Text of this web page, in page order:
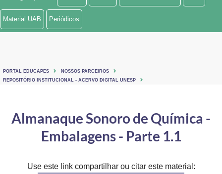
Ministério de Minas e Energia
Ministério do Turismo
Controladoria-Geral da União
Ministério da Mulher, da Família e dos Direitos Humanos
Secretaria-Geral
Material UAB Periódicos
PORTAL EDUCAPES
NOSSOS PARCEIROS
REPOSITÓRIO INSTITUCIONAL - ACERVO DIGITAL UNESP
Almanaque Sonoro de Química -
Embalagens - Parte 1.1
Use este link compartilhar ou citar este material: